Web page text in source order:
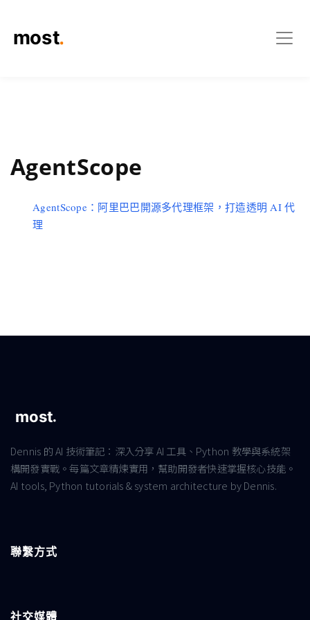
AgentScope
AgentScope：阿里巴巴開源多代理框架，打造透明 AI 代
理
Dennis 的 AI 技術筆記：深入分享 AI 工具、Python 教學與系統架
構開發實戰。每篇文章精煉實用，幫助開發者快速掌握核心技能。
AI tools, Python tutorials & system architecture by Dennis.
聯繫方式
社交媒體